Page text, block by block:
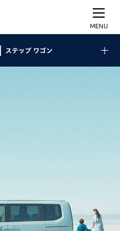
MENU
ステップ ワゴン